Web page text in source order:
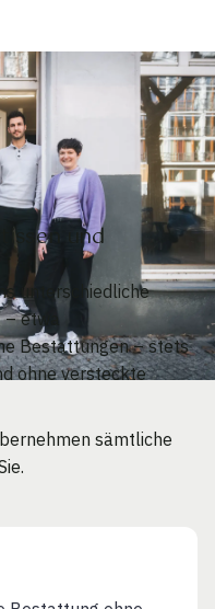
und
unterschiedliche
– etwa
Bestattungen – stets
ohne versteckte
sämtliche